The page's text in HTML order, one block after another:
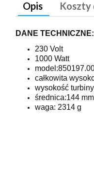
Opis Koszty
DANE TECHNICZNE:
230 Volt
1000 Watt
całkowita
wysokość
średnica:144 mm
waga: 2314 g